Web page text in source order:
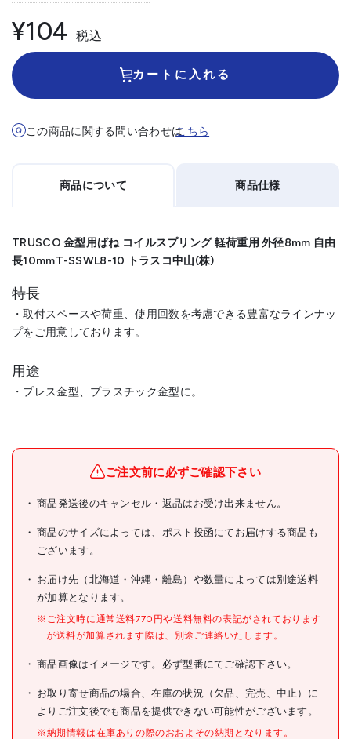
¥104 税込
カートに入れる
この商品に関する問い合わせはこちら
商品について
TRUSCO 金型用ばね コイルスプリング 軽荷重用 外径8mm 自由
長10mmT-SSWL8-10 トラスコ中山(株)
特長
・取付スペースや荷重、使用回数を考慮できる豊富なラインナッ
プをご用意しております。
用途
・プレス金型、プラスチック金型に。
商品仕様
ブランド名 TRUSCO
商品名
TRUSCO 金型用ばね コイル
スプリング 軽荷重用 外径
型式
メーカー希望小売価格 160円(税抜)
JANコード 4550414398522
仕様
●外径(mm):8.0
●自由長(mm):10
●D(mm):8.0
●L(mm):10
●d(mm):4
ご注文前に必ずご確認下さい
商品発送後のキャンセル・返品はお受け出来ません。
商品のサイズによっては、ポスト投函にてお届けする商品も
ございます。
お届け先（北海道・沖縄・離島）や数量によっては別途送料
が加算となります。
※ご注文時に通常送料770円や送料無料の表記がされております
が送料が加算されます際は、別途ご連絡いたします。
商品画像はイメージです。必ず型番にてご確認下さい。
お取り寄せ商品の場合、在庫の状況（欠品、完売、中止）に
よりご注文後でも商品を提供できない可能性がございます。
※納期情報は在庫ありの際のおおよその納期となります。